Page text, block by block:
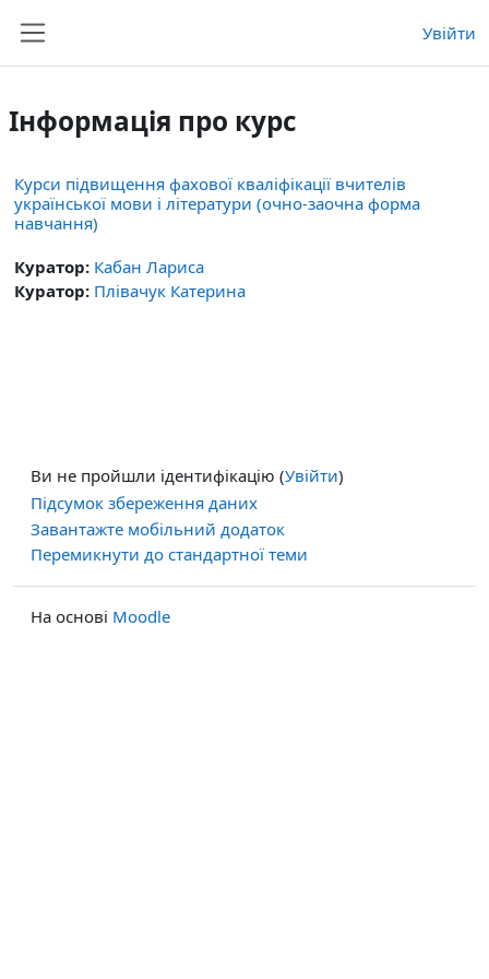
Увійти
Інформація про курс
Курси підвищення фахової кваліфікації вчителів
української мови і літератури (очно-заочна форма
навчання)
Куратор: Кабан Лариса
Куратор: Плівачук Катерина
Ви не пройшли ідентифікацію (Увійти)
Підсумок збереження даних
Завантажте мобільний додаток
Перемикнути до стандартної теми
На основі Moodle